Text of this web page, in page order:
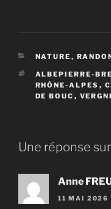
CATÉGORIES
NATURE ,
ÉTIQUETTES
ALBEPIERRE-
RHÔNE-ALPES ,
DE BOUC ,
Une réponse
Anne
11 MAI 2026